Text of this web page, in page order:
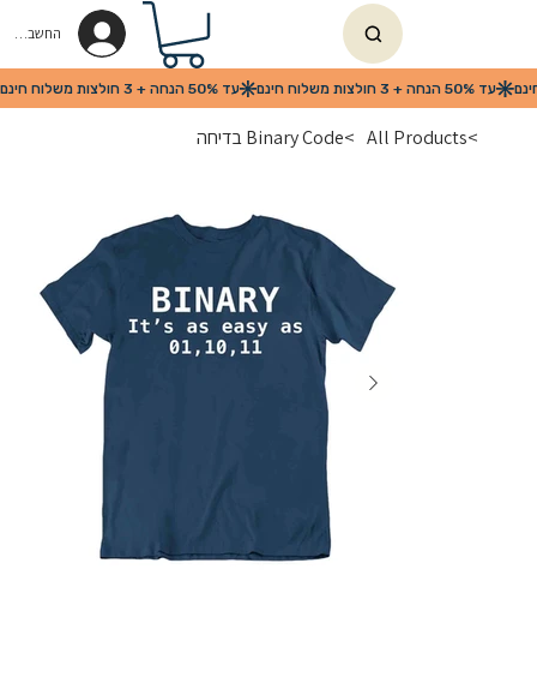
החשבון שלי
>
All Products
>Binary Code בדיחה